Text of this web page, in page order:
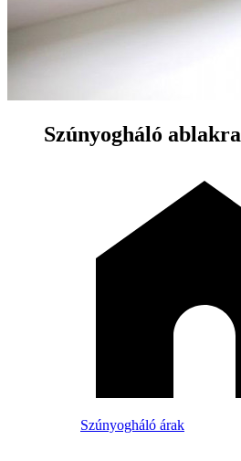
Szúnyogháló ablakra
Szúnyogháló árak